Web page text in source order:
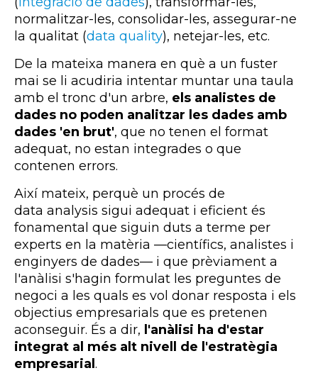
normalitzar-les, consolidar-les, assegurar-ne
la qualitat (data quality), netejar-les, etc.
De la mateixa manera en què a un fuster
mai se li acudiria intentar muntar una taula
amb el tronc d'un arbre, els analistes de
dades no poden analitzar les dades amb
dades 'en brut', que no tenen el format
adequat, no estan integrades o que
contenen errors.
Així mateix, perquè un procés de
data analysis sigui adequat i eficient és
fonamental que siguin duts a terme per
experts en la matèria —científics, analistes i
enginyers de dades— i que prèviament a
l'anàlisi s'hagin formulat les preguntes de
negoci a les quals es vol donar resposta i els
objectius empresarials que es pretenen
aconseguir. És a dir, l'anàlisi ha d'estar
integrat al més alt nivell de l'estratègia
empresarial .